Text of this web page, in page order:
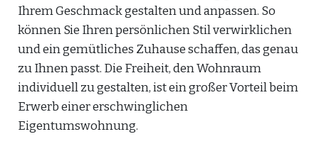
Ihrem Geschmack gestalten und anpassen. So
können Sie Ihren persönlichen Stil verwirklichen
und ein gemütliches Zuhause schaffen, das genau
zu Ihnen passt. Die Freiheit, den Wohnraum
individuell zu gestalten, ist ein großer Vorteil beim
Erwerb einer erschwinglichen
Eigentumswohnung.